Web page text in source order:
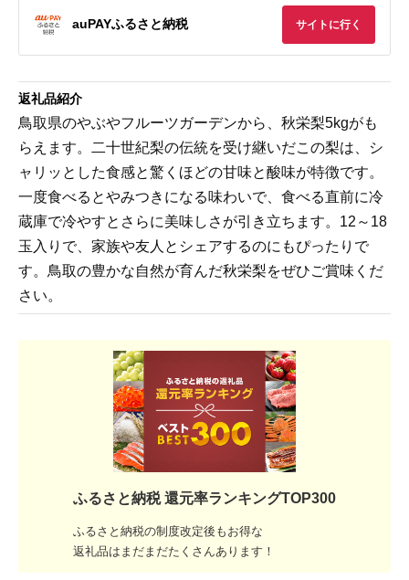
auPAYふるさと納税 サイトに行く
返礼品紹介
鳥取県のやぶやフルーツガーデンから、秋栄梨5kgがも
らえます。二十世紀梨の伝統を受け継いだこの梨は、シ
ャリッとした食感と驚くほどの甘味と酸味が特徴です。
一度食べるとやみつきになる味わいで、食べる直前に冷
蔵庫で冷やすとさらに美味しさが引き立ちます。12～18
玉入りで、家族や友人とシェアするのにもぴったりで
す。鳥取の豊かな自然が育んだ秋栄梨をぜひご賞味くだ
さい。
ふるさと納税 還元率ランキングTOP300
ふるさと納税の制度改定後もお得な
返礼品はまだまだたくさんあります！